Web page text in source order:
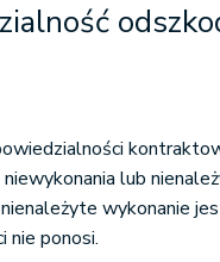
lub
wykonanie
nie ponosi.